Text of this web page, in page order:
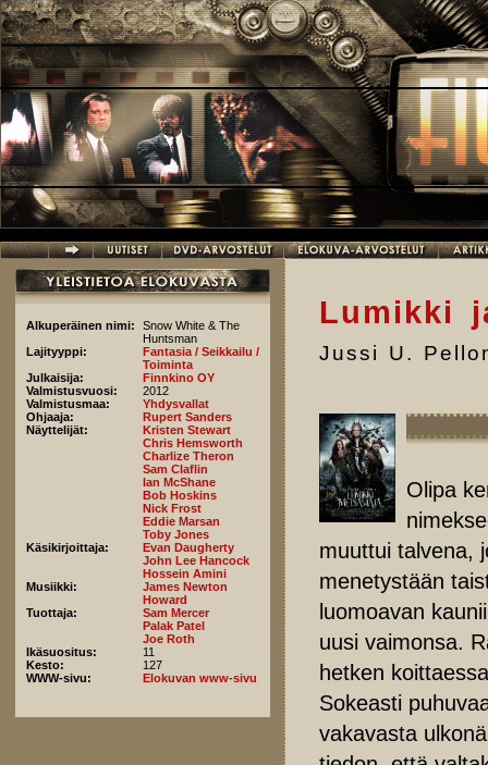
Hyppää pääsisältöön
Alkuperäinen nimi:
Snow White & The
Huntsman
Lajityyppi:
Fantasia / Seikkailu /
Toiminta
Julkaisija:
Finnkino OY
Valmistusvuosi:
2012
Valmistusmaa:
Yhdysvallat
Ohjaaja:
Rupert Sanders
Näyttelijät:
Kristen Stewart
Chris Hemsworth
Charlize Theron
Sam Claflin
Ian McShane
Bob Hoskins
Nick Frost
Eddie Marsan
Toby Jones
Käsikirjoittaja:
Evan Daugherty
John Lee Hancock
Hossein Amini
Musiikki:
James Newton
Howard
Tuottaja:
Sam Mercer
Palak Patel
Joe Roth
Ikäsuositus:
11
Kesto:
127
WWW-sivu:
Elokuvan www-sivu
Lumikki
Jussi U.
Olipa
muuttui talvena,
menetystään
luomoavan
uusi vaimonsa.
hetken
Sokeasti
vakavasta